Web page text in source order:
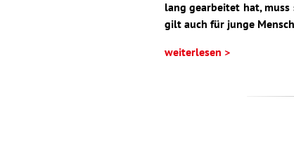
lang gearbeitet hat, muss
gilt auch für junge
weiterlesen >